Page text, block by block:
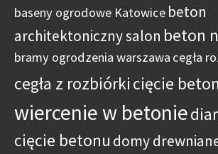
baseny ogrodowe Katowice beton
architektoniczny salon beton
bramy ogrodzenia warszawa cegła
cegła z rozbiórki cięcie
wiercenie w betonie
cięcie betonu domy